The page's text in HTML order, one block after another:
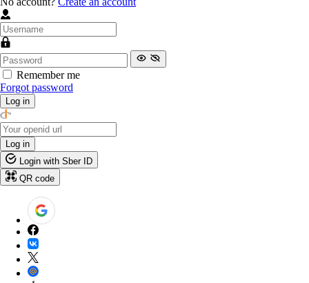
Remember me
Forgot password
Log in
Log in
Login with Sber ID
QR code